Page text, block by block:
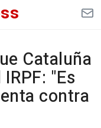
Cataluña
"Es
contra